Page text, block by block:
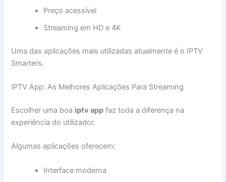
Preço acessível
Streaming em HD e 4K
Uma das aplicações mais utilizadas atualmente é o IPTV
Smarters.
IPTV App: As Melhores Aplicações Para Streaming
Escolher uma boa iptv app faz toda a diferença na
experiência do utilizador.
Algumas aplicações oferecem:
Interface moderna